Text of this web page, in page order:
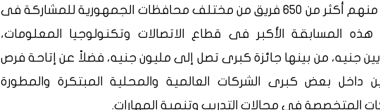
من 25 ألف متسابق وانبثق منهم أكثر من 650 فريق من مختلف محافظات الجمهورية للمشاركة فى
هذه المسابقة الأكبر فى قطاع الاتصالات وتكنولوجيا المعلومات،
جوائز تبلغ 10 ملايين جنيه، من بينها جائزة كبرى تصل إلى مليون جنيه، فضلاً عن إتاحة فرص
داخل بعض كبرى الشركات العالمية والمحلية المبتكرة والمطورة
المتخصصة فى مجالات التدريب وتنمية المهارات.